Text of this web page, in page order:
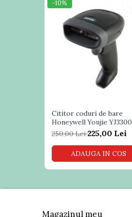
Sisteme POS Refurbished
Sisteme Supraveghere Video si
Sisteme Supraveghere Video
-10%
Cititor coduri de bare
Honeywell Youjie YJ3300
USB
250,00 Lei225,00 Lei
ADAUGA IN COS
Magazinul meu